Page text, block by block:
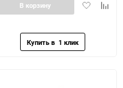
Добавить
В корзину